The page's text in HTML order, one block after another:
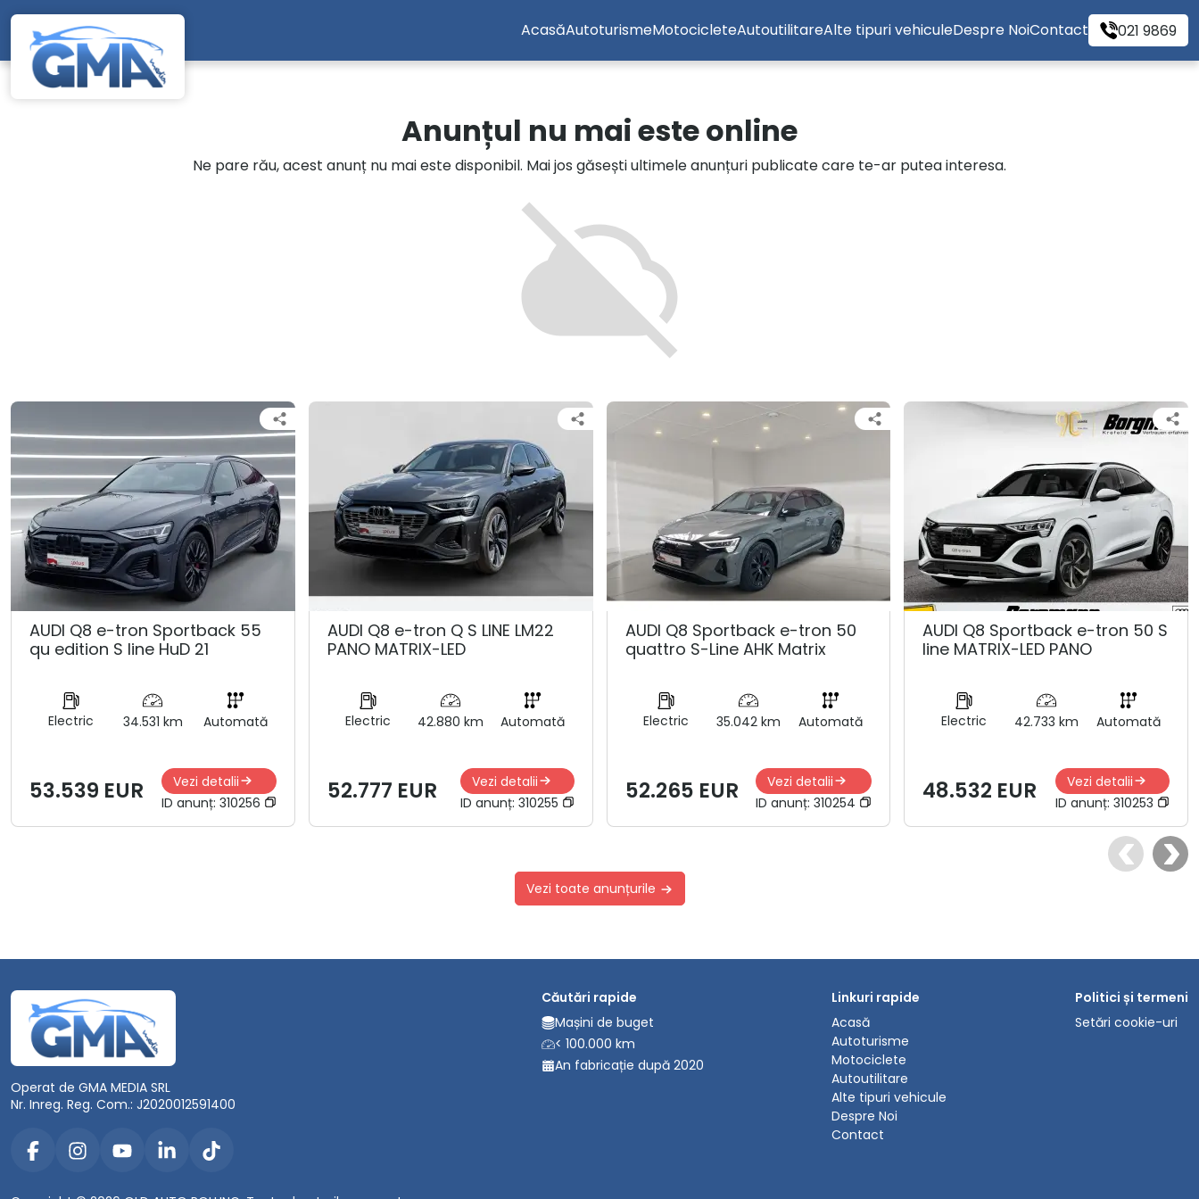
Mergi direct la conținutul principal
AcasăAutoturismeMotocicleteAutoutilitareAlte tipuri vehiculeDespre NoiContact 021 9869
Anunțul nu mai este online
Ne pare rău, acest anunț nu mai este disponibil. Mai jos găsești ultimele anunțuri publicate care te-ar putea interesa.
AUDI Q8 e-tron Sportback 55
qu edition S line HuD 21
Electric 34.531 km Automată
53.539 EUR
Vezi detalii
ID anunț: 310256
AUDI Q8 e-tron Q S LINE LM22
PANO MATRIX-LED
Electric 42.880 km Automată
52.777 EUR
Vezi detalii
ID anunț: 310255
AUDI Q8 Sportback e-tron 50
quattro S-Line AHK Matrix
Electric 35.042 km Automată
52.265 EUR
Vezi detalii
ID anunț:310254
AUDI Q8 Sportback e-tron 50 S
line MATRIX-LED PANO
Electric 42.733 km Automată
48.532 EUR
Vezi detalii
ID anunț: 310253
Vezi toate anunțurile
Operat de GMA MEDIA SRL
Nr. Inreg. Reg. Com.: J2020012591400
Căutări rapide
Mașini de buget
< 100.000 km
An fabricație după 2020
Linkuri rapide
Acasă
Autoturisme
Motociclete
Autoutilitare
Alte tipuri vehicule
Despre Noi
Contact
Politici și termeni
Setări cookie-uri